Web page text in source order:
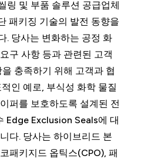
링 및 부품 솔루션 공급업체
패키징 기술의 발전 동향을
. 당사는 변화하는 공정 화
구 사항 등과 관련된 고객
충족하기 위해 고객과 협
인 예로, 부식성 화학 물질
퍼를 보호하도록 설계된 전
Edge Exclusion Seals에 대
다. 당사는 하이브리드 본
패키지드 옵틱스(CPO), 패